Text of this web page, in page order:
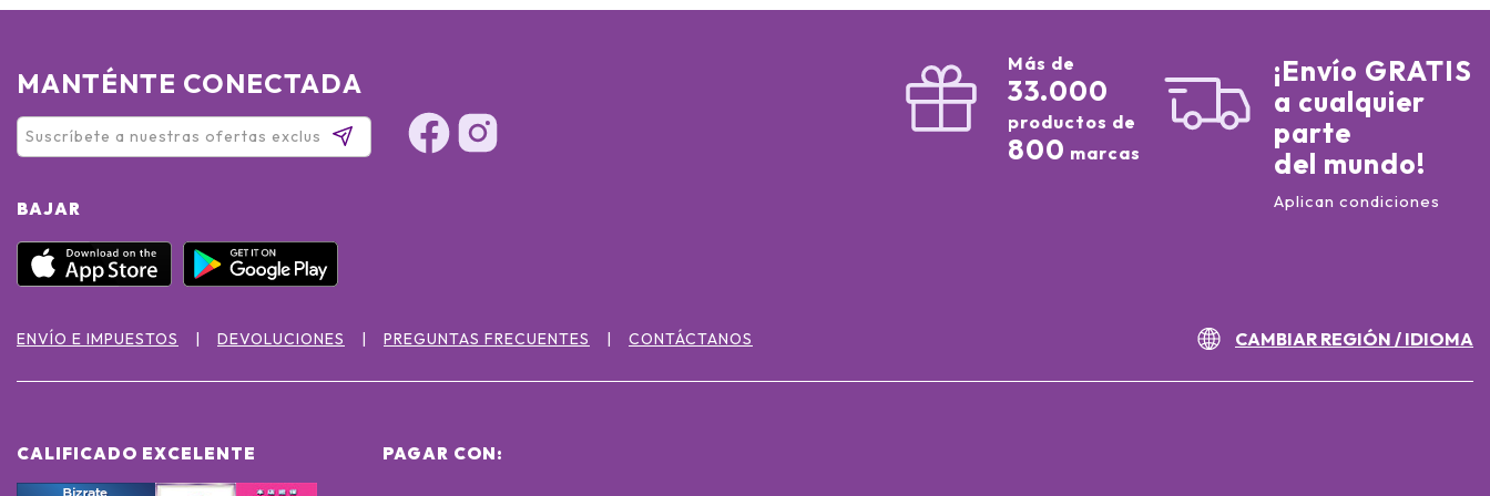
MANTÉNTE CONECTADA
BAJAR
Más de
33.000
productos de
800 marcas
¡Envío GRATIS
a cualquier
parte
del mundo!
Aplican condiciones
ENVÍO E IMPUESTOS DEVOLUCIONES PREGUNTAS FRECUENTES CONTÁCTANOS CAMBIAR REGIÓN / IDIOMA
CALIFICADO EXCELENTE PAGAR CON: